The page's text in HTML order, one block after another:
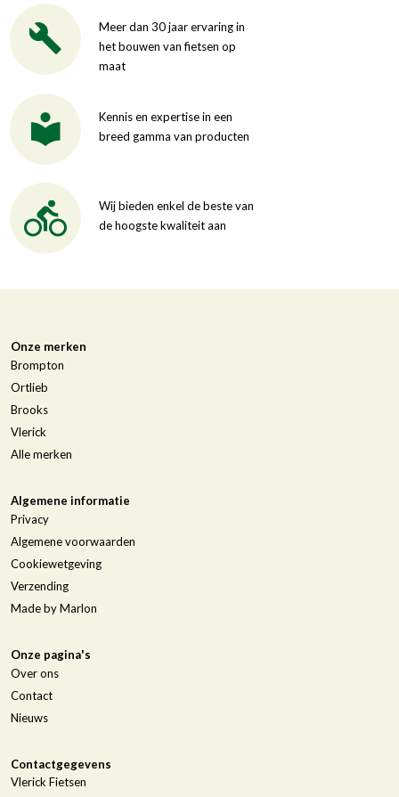
Meer dan 30 jaar ervaring in
het bouwen van fietsen op
maat
Kennis en expertise in een
breed gamma van producten
Wij bieden enkel de beste van
de hoogste kwaliteit aan
Onze merken
Brompton
Ortlieb
Brooks
Vlerick
Alle merken
Algemene informatie
Privacy
Algemene voorwaarden
Cookiewetgeving
Verzending
Made by Marlon
Onze pagina's
Over ons
Contact
Nieuws
Contactgegevens
Vlerick Fietsen